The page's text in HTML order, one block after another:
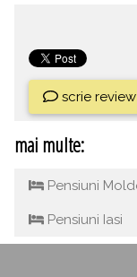
scrie review
mai multe:
Pensiuni
Pensiuni Iasi